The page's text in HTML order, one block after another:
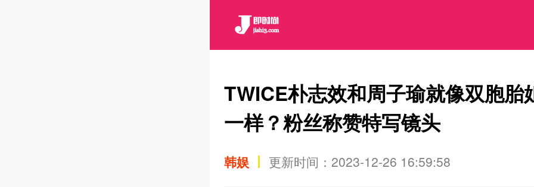
TWICE朴志效和周子瑜就像双胞胎
一样？粉丝称赞特写镜头
韩娱 更新时间：2023-12-26 16:59:58